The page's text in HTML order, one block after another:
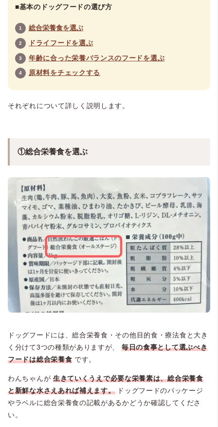
■基本のドッグフードの選び方
総合栄養食を選ぶ
ドライフードを選ぶ
年齢に合った栄養バランスのフードを選ぶ
原材料をチェックする
それぞれについて詳しく説明します。
①総合栄養食を選ぶ
ドッグフードには、総合栄養食・その他目的食・療法食と大き
く分けて3つの種類がありますが、 毎日の食事として選ぶべき
フードは総合栄養食 です。
わんちゃんが 生きていくうえで必要な栄養素は、総合栄養食
と新鮮な水さえあれば補えます。ドッグフードのパッケージ
やラベルに総合栄養食の記載があるかどうか確認してくださ
い。